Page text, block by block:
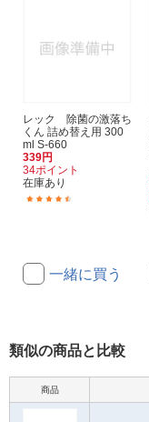
レック 除菌の激落ち
くん 詰め替え用 300
ml S-660
339円
34ポイント
在庫あり
一緒に買う
類似の商品と比較
商品